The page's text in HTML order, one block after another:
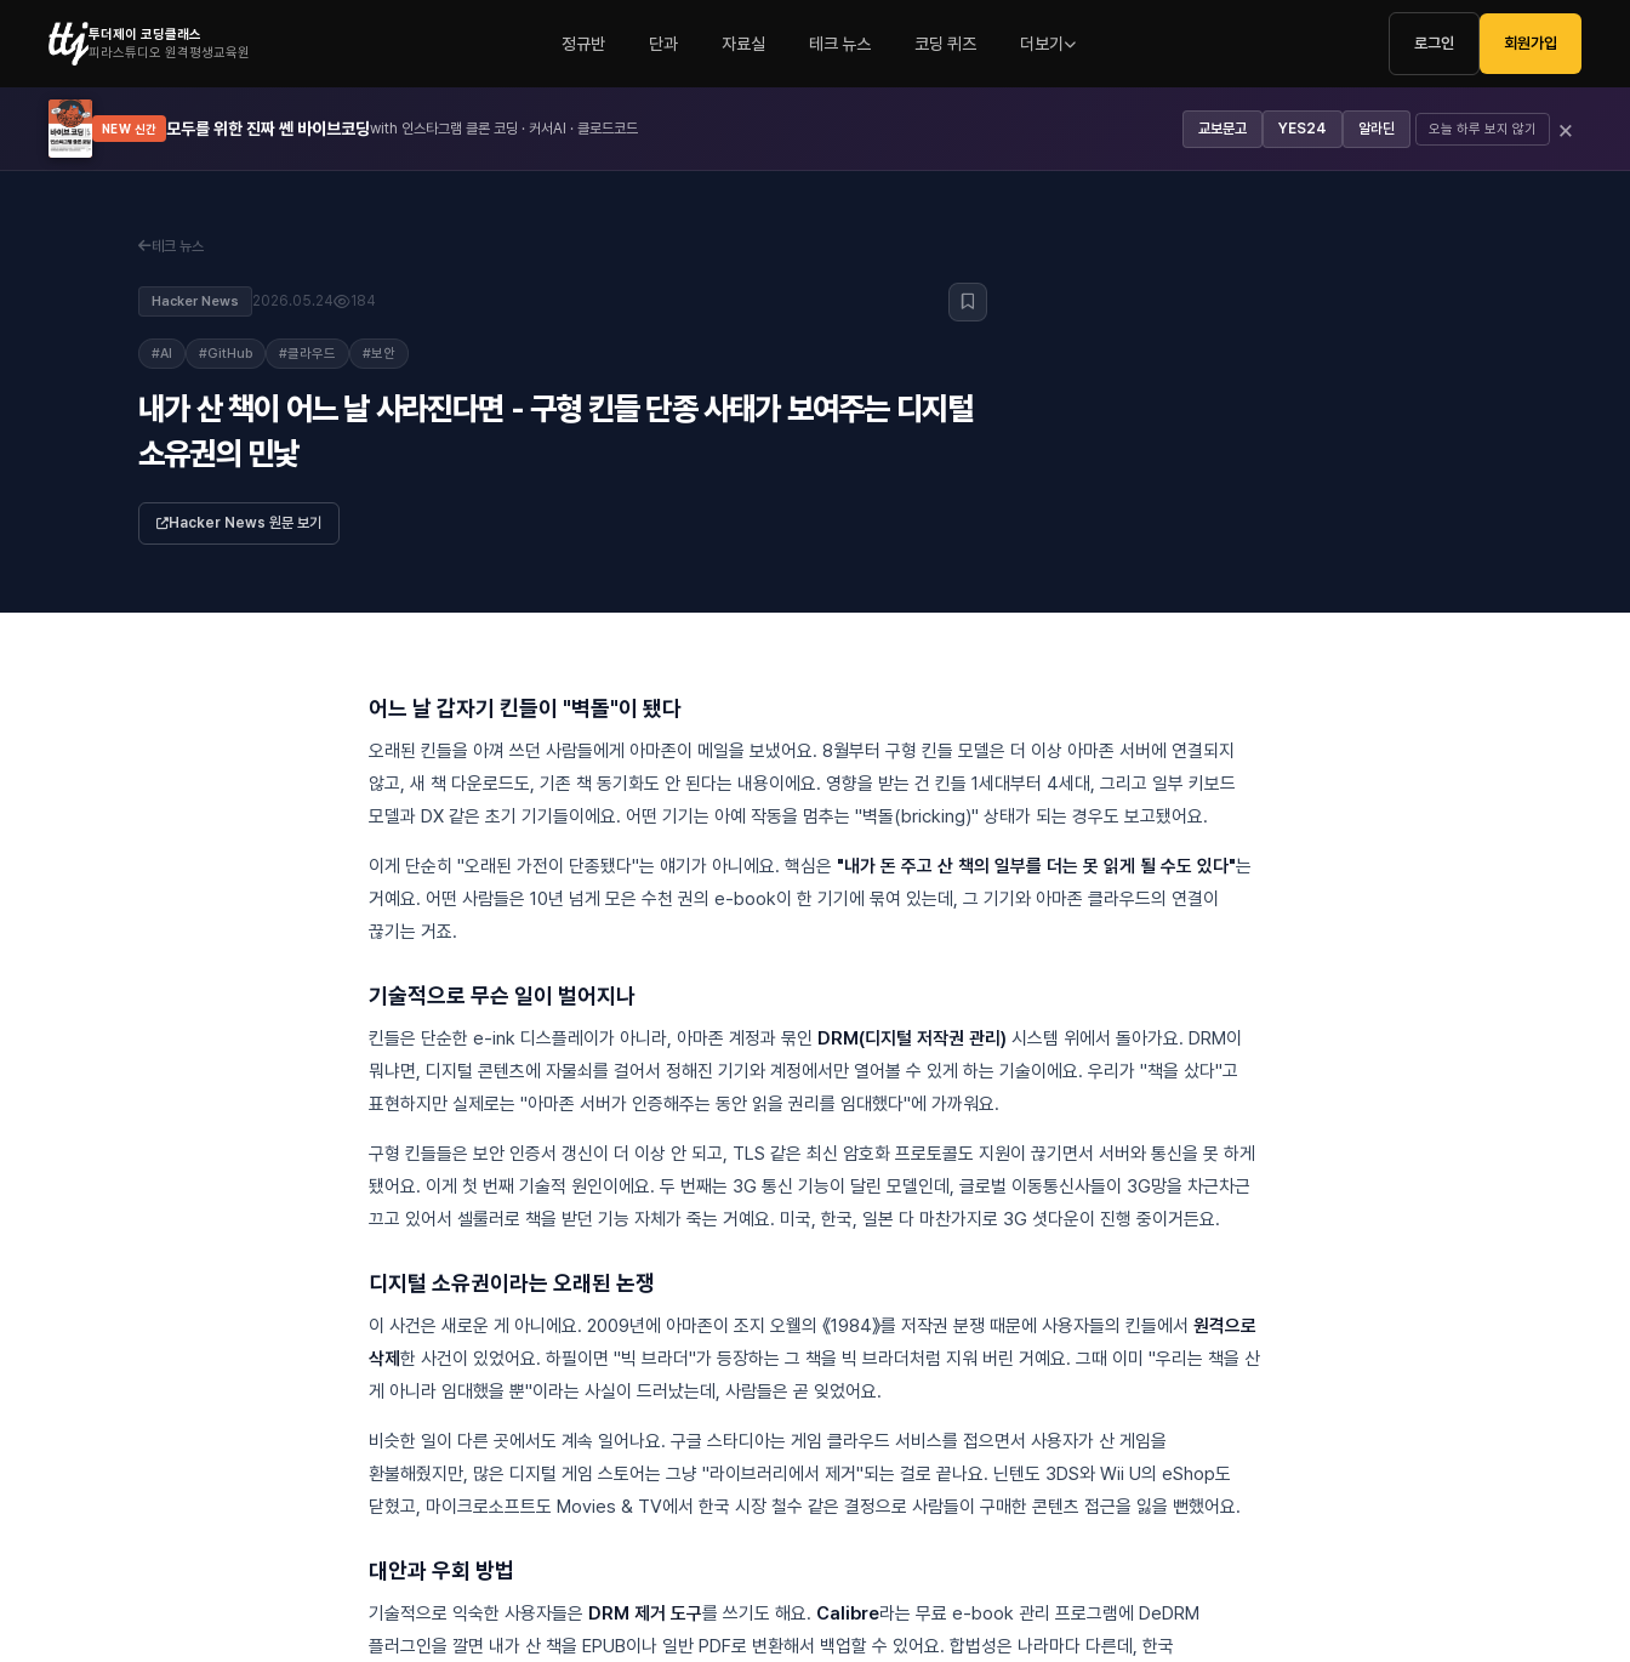
투더제이 코딩클래스
피라스튜디오 원격평생교육원
정규반 단과 자료실 테크 뉴스 코딩 퀴즈 더보기 로그인 회원가입
NEW 신간 모두를 위한 진짜 쎈 바이브코딩with 인스타그램 클론 코딩 · 커서AI · 클로드코드 교보문고 YES24 알라딘 오늘 하루 보지 않기 ×
테크 뉴스
Hacker News 2026.05.24 184
#AI #GitHub #클라우드 #보안
내가 산 책이 어느 날 사라진다면 - 구형 킨들 단종 사태가 보여주는 디지털
소유권의 민낯
Hacker News 원문 보기
어느 날 갑자기 킨들이 "벽돌"이 됐다
오래된 킨들을 아껴 쓰던 사람들에게 아마존이 메일을 보냈어요. 8월부터 구형 킨들 모델은 더 이상 아마존 서버에 연결되지
않고, 새 책 다운로드도, 기존 책 동기화도 안 된다는 내용이에요. 영향을 받는 건 킨들 1세대부터 4세대, 그리고 일부 키보드
모델과 DX 같은 초기 기기들이에요. 어떤 기기는 아예 작동을 멈추는 "벽돌(bricking)" 상태가 되는 경우도 보고됐어요.
이게 단순히 "오래된 가전이 단종됐다"는 얘기가 아니에요. 핵심은 "내가 돈 주고 산 책의 일부를 더는 못 읽게 될 수도 있다"는
거예요. 어떤 사람들은 10년 넘게 모은 수천 권의 e-book이 한 기기에 묶여 있는데, 그 기기와 아마존 클라우드의 연결이
끊기는 거죠.
기술적으로 무슨 일이 벌어지나
킨들은 단순한 e-ink 디스플레이가 아니라, 아마존 계정과 묶인 DRM(디지털 저작권 관리) 시스템 위에서 돌아가요. DRM이
뭐냐면, 디지털 콘텐츠에 자물쇠를 걸어서 정해진 기기와 계정에서만 열어볼 수 있게 하는 기술이에요. 우리가 "책을 샀다"고
표현하지만 실제로는 "아마존 서버가 인증해주는 동안 읽을 권리를 임대했다"에 가까워요.
구형 킨들들은 보안 인증서 갱신이 더 이상 안 되고, TLS 같은 최신 암호화 프로토콜도 지원이 끊기면서 서버와 통신을 못 하게
됐어요. 이게 첫 번째 기술적 원인이에요. 두 번째는 3G 통신 기능이 달린 모델인데, 글로벌 이동통신사들이 3G망을 차근차근
끄고 있어서 셀룰러로 책을 받던 기능 자체가 죽는 거예요. 미국, 한국, 일본 다 마찬가지로 3G 셧다운이 진행 중이거든요.
디지털 소유권이라는 오래된 논쟁
이 사건은 새로운 게 아니에요. 2009년에 아마존이 조지 오웰의 《1984》를 저작권 분쟁 때문에 사용자들의 킨들에서 원격으로
삭제 한 사건이 있었어요. 하필이면 "빅 브라더"가 등장하는 그 책을 빅 브라더처럼 지워 버린 거예요. 그때 이미 "우리는 책을 산
게 아니라 임대했을 뿐"이라는 사실이 드러났는데, 사람들은 곧 잊었어요.
비슷한 일이 다른 곳에서도 계속 일어나요. 구글 스타디아는 게임 클라우드 서비스를 접으면서 사용자가 산 게임을
환불해줬지만, 많은 디지털 게임 스토어는 그냥 "라이브러리에서 제거"되는 걸로 끝나요. 닌텐도 3DS와 Wii U의 eShop도
닫혔고, 마이크로소프트도 Movies & TV에서 한국 시장 철수 같은 결정으로 사람들이 구매한 콘텐츠 접근을 잃을 뻔했어요.
대안과 우회 방법
기술적으로 익숙한 사용자들은 DRM 제거 도구를 쓰기도 해요. Calibre라는 무료 e-book 관리 프로그램에 DeDRM
플러그인을 깔면 내가 산 책을 EPUB이나 일반 PDF로 변환해서 백업할 수 있어요. 합법성은 나라마다 다른데, 한국